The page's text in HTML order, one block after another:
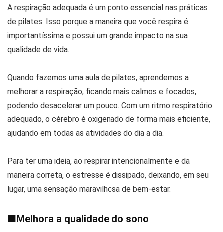
A respiração adequada é um ponto essencial nas práticas
de pilates. Isso porque a maneira que você respira é
importantíssima e possui um grande impacto na sua
qualidade de vida.
Quando fazemos uma aula de pilates, aprendemos a
melhorar a respiração, ficando mais calmos e focados,
podendo desacelerar um pouco. Com um ritmo respiratório
adequado, o cérebro é oxigenado de forma mais eficiente,
ajudando em todas as atividades do dia a dia.
Para ter uma ideia, ao respirar intencionalmente e da
maneira correta, o estresse é dissipado, deixando, em seu
lugar, uma sensação maravilhosa de bem-estar.
■Melhora a qualidade do sono